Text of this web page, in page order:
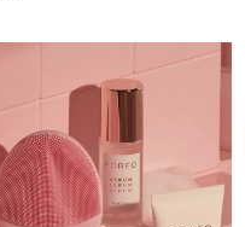
8/14/26
预计送达日期
预计送达日期 8/10/26